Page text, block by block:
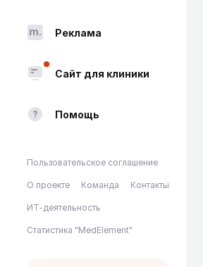
Реклама
Сайт для клиники
Помощь
Пользовательское соглашение
О проекте Команда Контакты
ИТ-деятельность
Статистика "MedElement"